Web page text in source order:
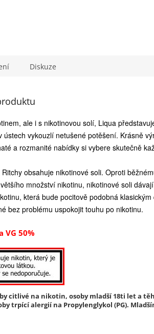
Diskuze
ale i s nikotinovou solí, Liqua
ústech vykouzlí netušené potěšení. Krásně
a rozmanité nabídky si vybere skutečně
obsahuje nikotinové soli. Oproti
množství nikotinu, nikotinové soli
která bude pocitově podobná
bez problému uspokojit touhu po nikotinu.
VG 50%
citlivé na nikotin, osoby mladší 18ti let a
trpící alergií na Propylenglykol (PG).